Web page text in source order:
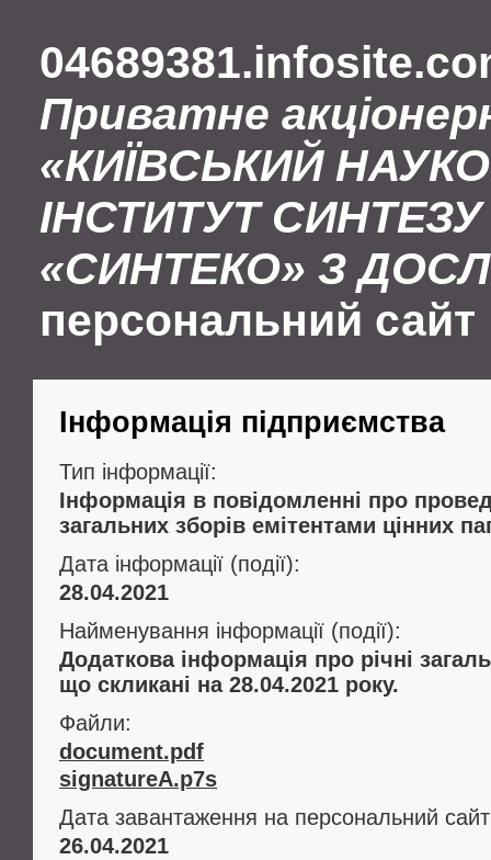
Приватне
«КИЇВСЬКИЙ
ІНСТИТУТ СИНТЕЗУ
«СИНТЕКО» З
персональний сайт
Інформація підприємства
Тип інформації:
Інформація в повідомленні про
загальних зборів емітентами цінних
Дата інформації (події):
28.04.2021
Найменування інформації (події):
Додаткова інформація про річні
що скликані на 28.04.2021 року.
Файли:
document.pdf
signatureA.p7s
Дата завантаження на персональний
26.04.2021